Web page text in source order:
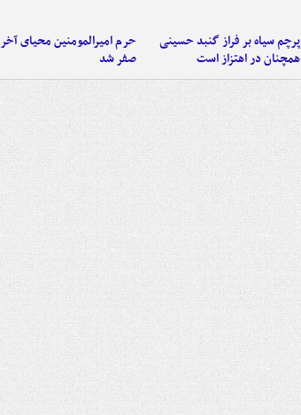
پرچم سیاه بر فراز گنبد حسینی
همچنان در اهتزاز است
حرم امیرالمومنین محیای آخر
صفر شد